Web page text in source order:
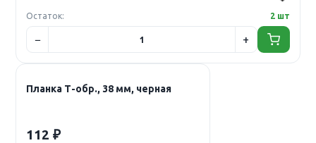
Остаток: 2 шт
Планка Т-обр., 38 мм, черная
112 ₽